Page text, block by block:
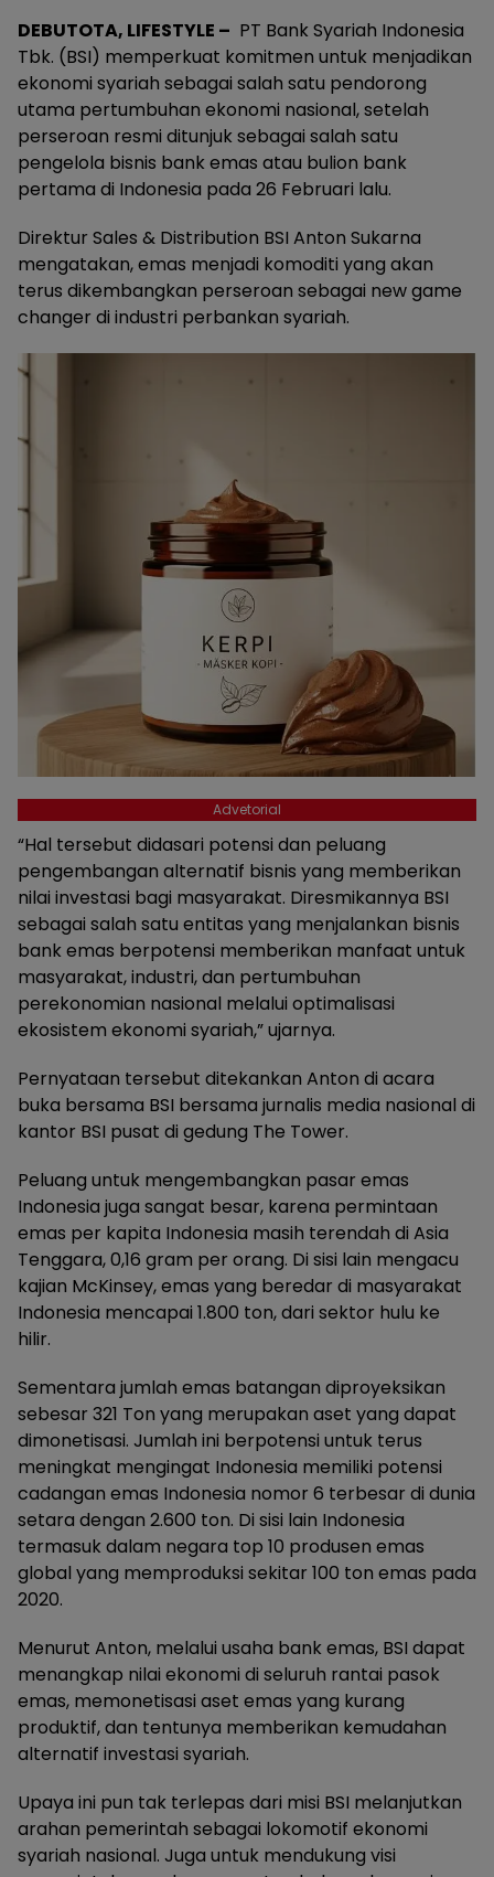
DEBUTOTA, LIFESTYLE – PT Bank Syariah Indonesia
Tbk. (BSI) memperkuat komitmen untuk menjadikan
ekonomi syariah sebagai salah satu pendorong
utama pertumbuhan ekonomi nasional, setelah
perseroan resmi ditunjuk sebagai salah satu
pengelola bisnis bank emas atau bulion bank
pertama di Indonesia pada 26 Februari lalu.
Direktur Sales & Distribution BSI Anton Sukarna
mengatakan, emas menjadi komoditi yang akan
terus dikembangkan perseroan sebagai new game
changer di industri perbankan syariah.
Advetorial
“Hal tersebut didasari potensi dan peluang
pengembangan alternatif bisnis yang memberikan
nilai investasi bagi masyarakat. Diresmikannya BSI
sebagai salah satu entitas yang menjalankan bisnis
bank emas berpotensi memberikan manfaat untuk
masyarakat, industri, dan pertumbuhan
perekonomian nasional melalui optimalisasi
ekosistem ekonomi syariah,” ujarnya.
Pernyataan tersebut ditekankan Anton di acara
buka bersama BSI bersama jurnalis media nasional di
kantor BSI pusat di gedung The Tower.
Peluang untuk mengembangkan pasar emas
Indonesia juga sangat besar, karena permintaan
emas per kapita Indonesia masih terendah di Asia
Tenggara, 0,16 gram per orang. Di sisi lain mengacu
kajian McKinsey, emas yang beredar di masyarakat
Indonesia mencapai 1.800 ton, dari sektor hulu ke
hilir.
Sementara jumlah emas batangan diproyeksikan
sebesar 321 Ton yang merupakan aset yang dapat
dimonetisasi. Jumlah ini berpotensi untuk terus
meningkat mengingat Indonesia memiliki potensi
cadangan emas Indonesia nomor 6 terbesar di dunia
setara dengan 2.600 ton. Di sisi lain Indonesia
termasuk dalam negara top 10 produsen emas
global yang memproduksi sekitar 100 ton emas pada
2020.
Menurut Anton, melalui usaha bank emas, BSI dapat
menangkap nilai ekonomi di seluruh rantai pasok
emas, memonetisasi aset emas yang kurang
produktif, dan tentunya memberikan kemudahan
alternatif investasi syariah.
Upaya ini pun tak terlepas dari misi BSI melanjutkan
arahan pemerintah sebagai lokomotif ekonomi
syariah nasional. Juga untuk mendukung visi